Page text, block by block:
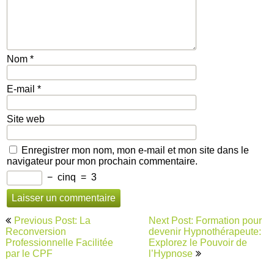
Nom *
E-mail *
Site web
Enregistrer mon nom, mon e-mail et mon site dans le
navigateur pour mon prochain commentaire.
− cinq = 3
Navigation
de
l’article
Previous Post: La
Reconversion
Professionnelle Facilitée
par le CPF
Next Post: Formation pour
devenir Hypnothérapeute:
Explorez le Pouvoir de
l’Hypnose